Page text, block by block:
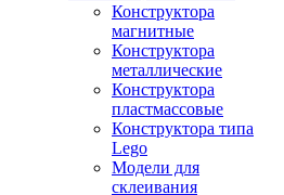
Конструктора
магнитные
Конструктора
металлические
Конструктора
пластмассовые
Конструктора типа
Lego
Модели для
склеивания